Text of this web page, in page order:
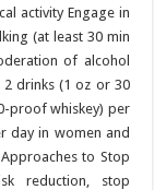
activity Engage in
(at least 30 min
of alcohol
drinks (1 oz or 30
proof whiskey) per
day in women and
to Stop
reduction, stop